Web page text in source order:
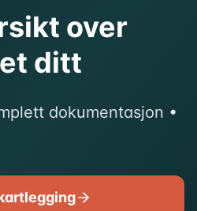
over
ditt
dokumentasjon •